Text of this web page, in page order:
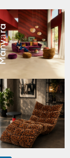
Manyara. Inspiriert von
der Weite Afrikas....
59 2
A bold statement. A
quiet retreat.
Mit unserem...
205 4